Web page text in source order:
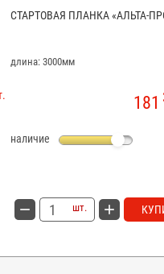
СТАРТОВАЯ ПЛАНКА «АЛЬТА-
длина: 3000мм
181
наличие
шт.